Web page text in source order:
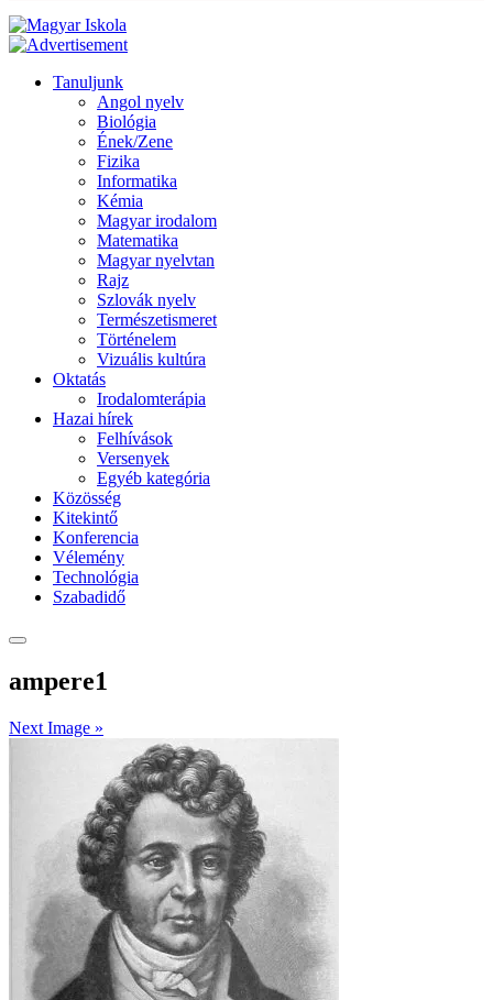
Tanuljunk
Angol nyelv
Biológia
Ének/Zene
Fizika
Informatika
Kémia
Magyar irodalom
Matematika
Magyar nyelvtan
Rajz
Szlovák nyelv
Természetismeret
Történelem
Vizuális kultúra
Oktatás
Irodalomterápia
Hazai hírek
Felhívások
Versenyek
Egyéb kategória
Közösség
Kitekintő
Konferencia
Vélemény
Technológia
Szabadidő
ampere1
Next Image »